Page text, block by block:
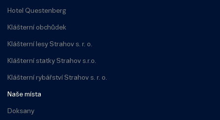
Hotel Questenberg
Klášterní obchůdek
Klášterní lesy Strahov s. r. o.
Klášterní statky Strahov s.r.o.
Klášterní rybářství Strahov s. r. o.
Naše místa
Doksany